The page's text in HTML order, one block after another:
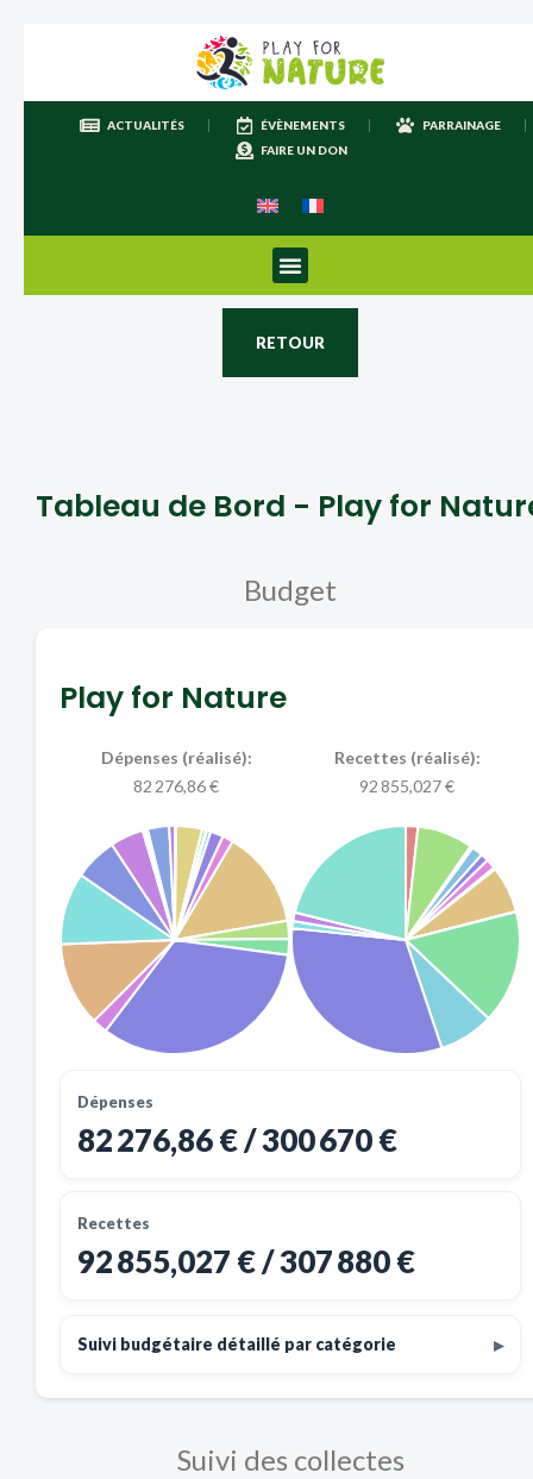
ACTUALITÉS ÉVÈNEMENTS
PARRAINAGE
FAIRE UN DON
RETOUR
Tableau de Bord - Play for
Budget
Play for Nature
Dépenses (réalisé):
82 276,86 €
Recettes (réalisé):
92 855,027 €
Dépenses
82 276,86 € / 300 670 €
Recettes
92 855,027 € / 307 880 €
Suivi budgétaire détaillé par catégorie
Suivi des collectes